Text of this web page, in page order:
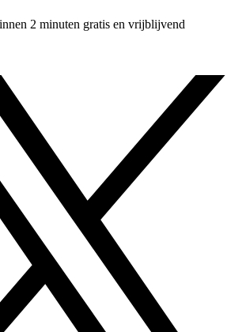
2 minuten gratis en vrijblijvend